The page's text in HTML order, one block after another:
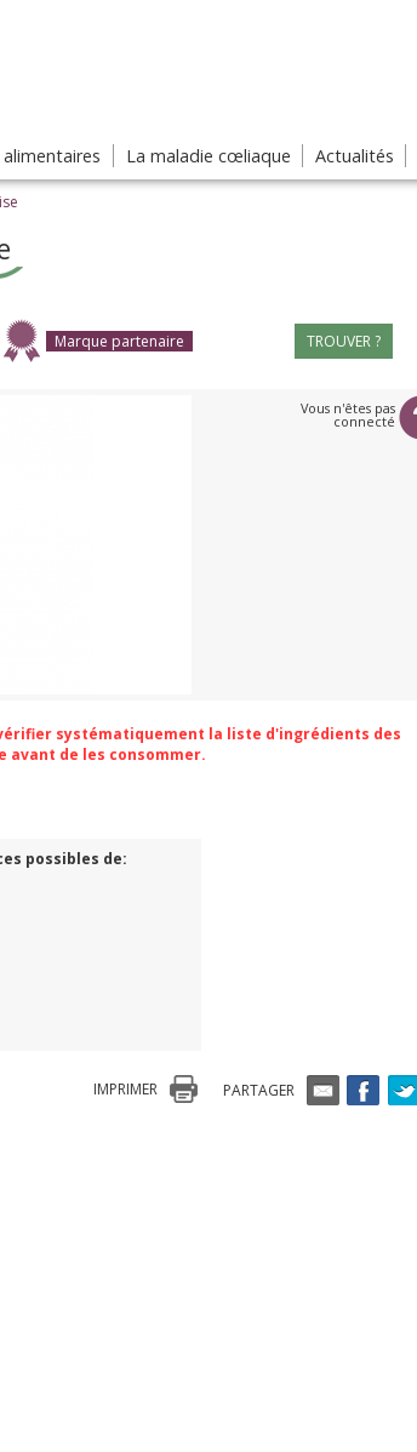
La maladie cœliaque Actualités
TROUVER ?
Marque partenaire
Vous n'êtes pas
connecté
systématiquement la liste d'ingrédients des
avant de les consommer.
possibles de:
PARTAGER
IMPRIMER